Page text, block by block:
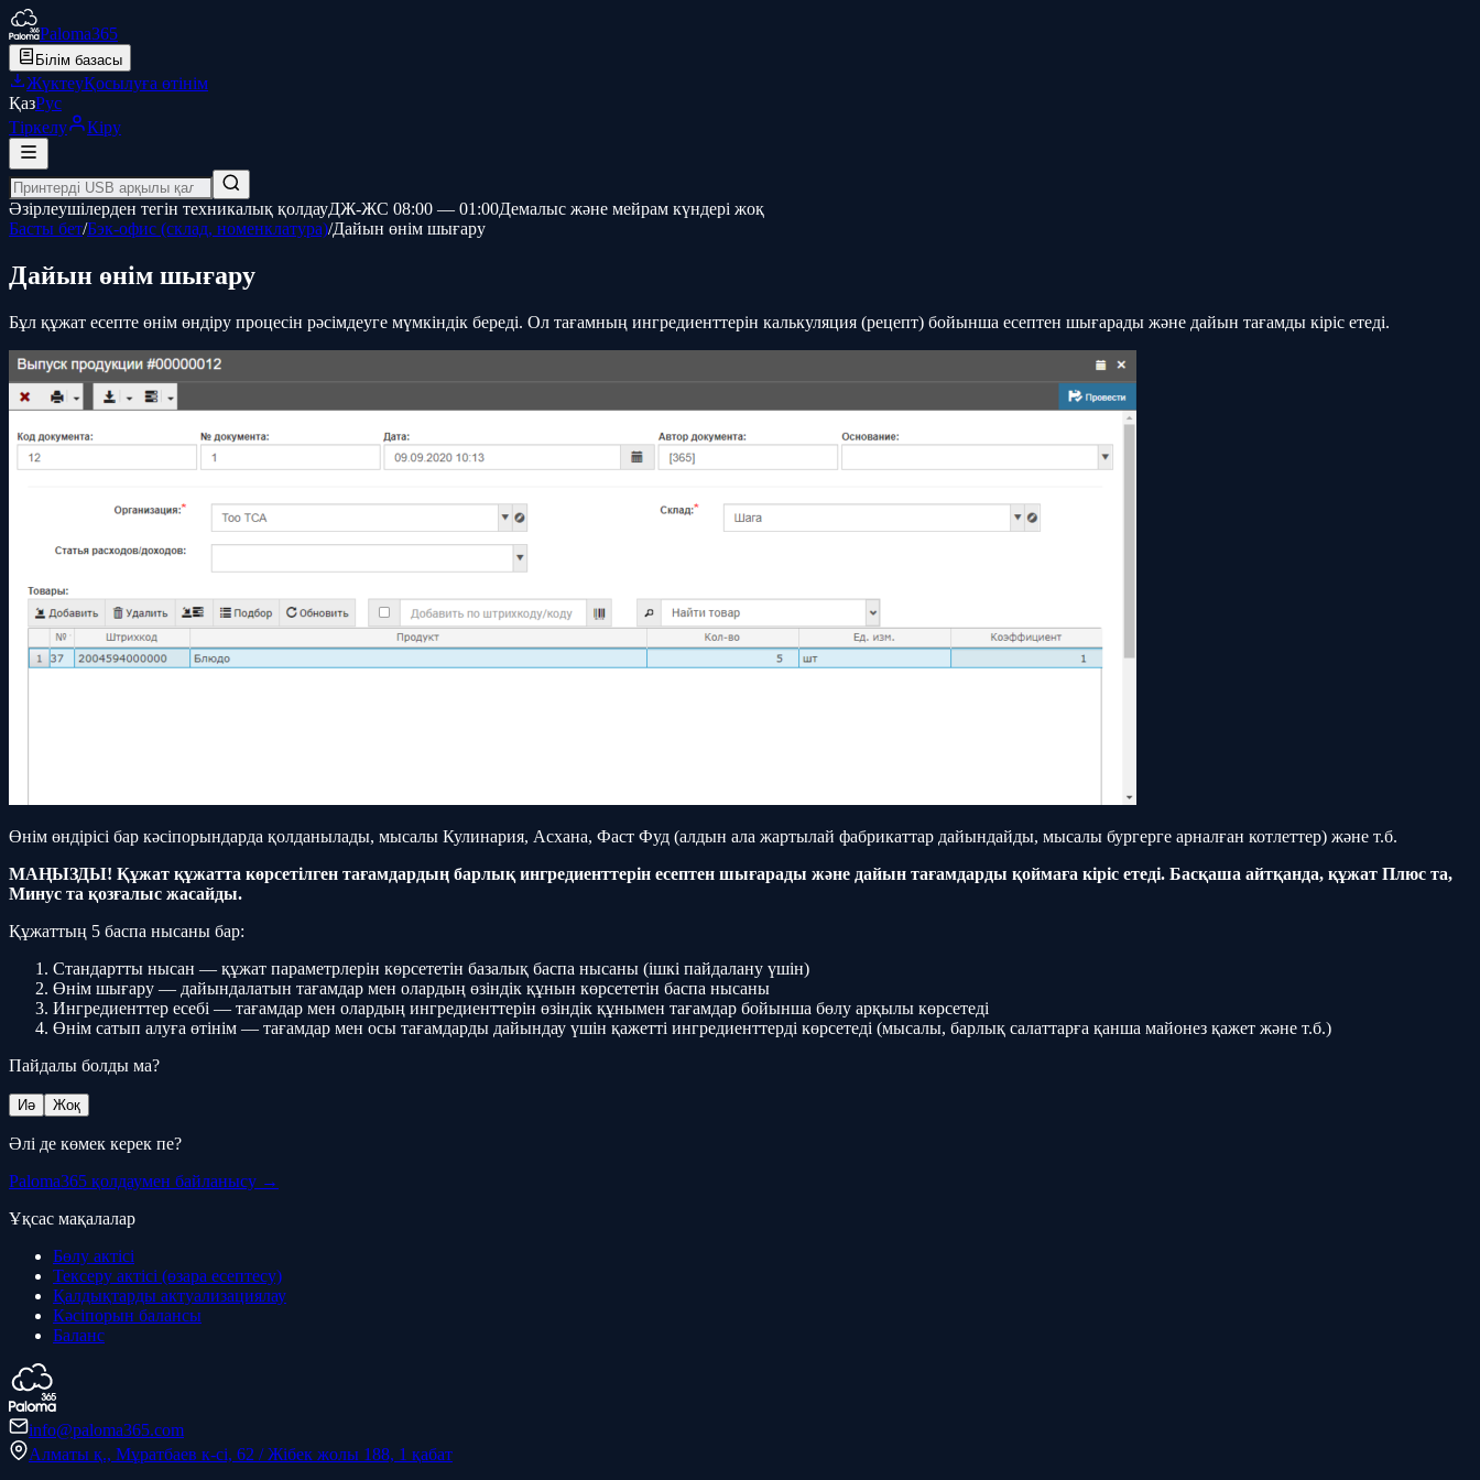
Paloma365
Білім базасы
ЖүктеуҚосылуға өтінім
ҚазРус
Тіркелу
Кіру
Әзірлеушілерден тегін техникалық қолдауДЖ-ЖС 08:00 — 01:00Демалыс және мейрам күндері жоқ
Басты бет/Бэк-офис (склад, номенклатура)/Дайын өнім шығару
Дайын өнім шығару
Бұл құжат есепте өнім өндіру процесін рәсімдеуге мүмкіндік береді. Ол тағамның ингредиенттерін калькуляция (рецепт) бойынша есептен шығарады және дайын тағамды кіріс етеді.
Өнім өндірісі бар кәсіпорындарда қолданылады, мысалы Кулинария, Асхана, Фаст Фуд (алдын ала жартылай фабрикаттар дайындайды, мысалы бургерге арналған котлеттер) және т.б.
МАҢЫЗДЫ! Құжат құжатта көрсетілген тағамдардың барлық ингредиенттерін есептен шығарады және дайын тағамдарды қоймаға кіріс етеді. Басқаша айтқанда, құжат Плюс та,
Минус та қозғалыс жасайды.
Құжаттың 5 баспа нысаны бар:
Стандартты нысан — құжат параметрлерін көрсететін базалық баспа нысаны (ішкі пайдалану үшін)
Өнім шығару — дайындалатын тағамдар мен олардың өзіндік құнын көрсететін баспа нысаны
Ингредиенттер есебі — тағамдар мен олардың ингредиенттерін өзіндік құнымен тағамдар бойынша бөлу арқылы көрсетеді
Өнім сатып алуға өтінім — тағамдар мен осы тағамдарды дайындау үшін қажетті ингредиенттерді көрсетеді (мысалы, барлық салаттарға қанша майонез қажет және т.б.)
Пайдалы болды ма?
Иә Жоқ
Әлі де көмек керек пе?
Paloma365 қолдаумен байланысу →
Ұқсас мақалалар
Бөлу актісі
Тексеру актісі (өзара есептесу)
Қалдықтарды актуализациялау
Кәсіпорын балансы
Баланс
info@paloma365.com
Алматы қ., Мұратбаев к-сі, 62 / Жібек жолы 188, 1 қабат